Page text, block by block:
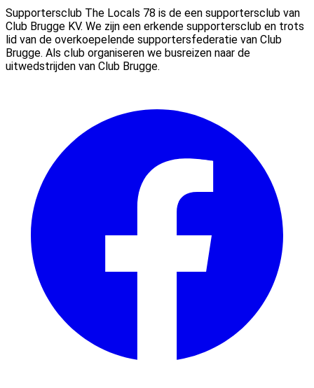
Supportersclub The Locals 78 is de een supportersclub van
Club Brugge KV. We zijn een erkende supportersclub en trots
lid van de overkoepelende supportersfederatie van Club
Brugge. Als club organiseren we busreizen naar de
uitwedstrijden van Club Brugge.